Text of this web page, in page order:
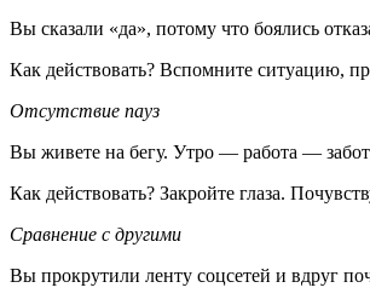
Вы сказали «да», потому что боялись
Как действовать? Вспомните ситуацию,
Отсутствие пауз
Вы живете на бегу. Утро — работа —
Как действовать? Закройте глаза.
Сравнение с другими
Вы прокрутили ленту соцсетей и вдруг